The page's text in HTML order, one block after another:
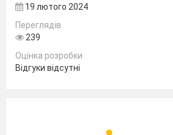
19 лютого 2024
Переглядів
239
Оцінка розробки
Відгуки відсутні